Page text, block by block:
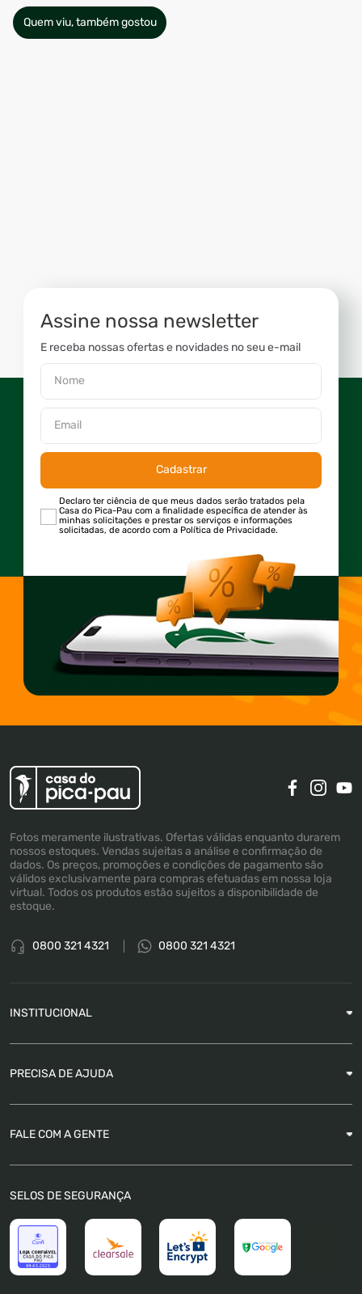
Quem viu, também gostou
Assine nossa newsletter
E receba nossas ofertas e novidades no seu e-mail
Cadastrar
Declaro ter ciência de que meus dados serão tratados pela
Casa do Pica-Pau com a finalidade específica de atender às
minhas solicitações e prestar os serviços e informações
solicitadas, de acordo com a Política de Privacidade.
Fotos meramente ilustrativas. Ofertas válidas enquanto durarem
nossos estoques. Vendas sujeitas a análise e confirmação de
dados. Os preços, promoções e condições de pagamento são
válidos exclusivamente para compras efetuadas em nossa loja
virtual. Todos os produtos estão sujeitos a disponibilidade de
estoque.
0800 321 4321 0800 321 4321
INSTITUCIONAL
PRECISA DE AJUDA
FAQ
Trocas e Devoluções
Política de Pagamento
Política de Privacidade
FALE COM A GENTE
SELOS DE SEGURANÇA